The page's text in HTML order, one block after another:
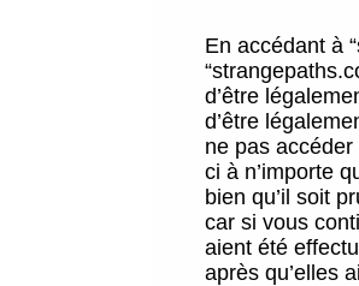
En accédant à
d’être
d’être
ne pas
ci à n’importe
bien qu’il soit
car si vous
aient été
après qu’elles